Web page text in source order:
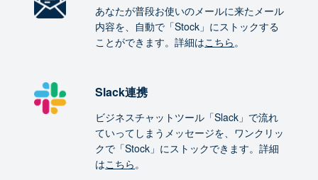
あなたが普段お使いのメールに来たメール
内容を、自動で「Stock」にストックする
ことができます。詳細はこちら。
Slack連携
ビジネスチャットツール「Slack」で流れ
ていってしまうメッセージを、ワンクリッ
クで「Stock」にストックできます。詳細
はこちら。